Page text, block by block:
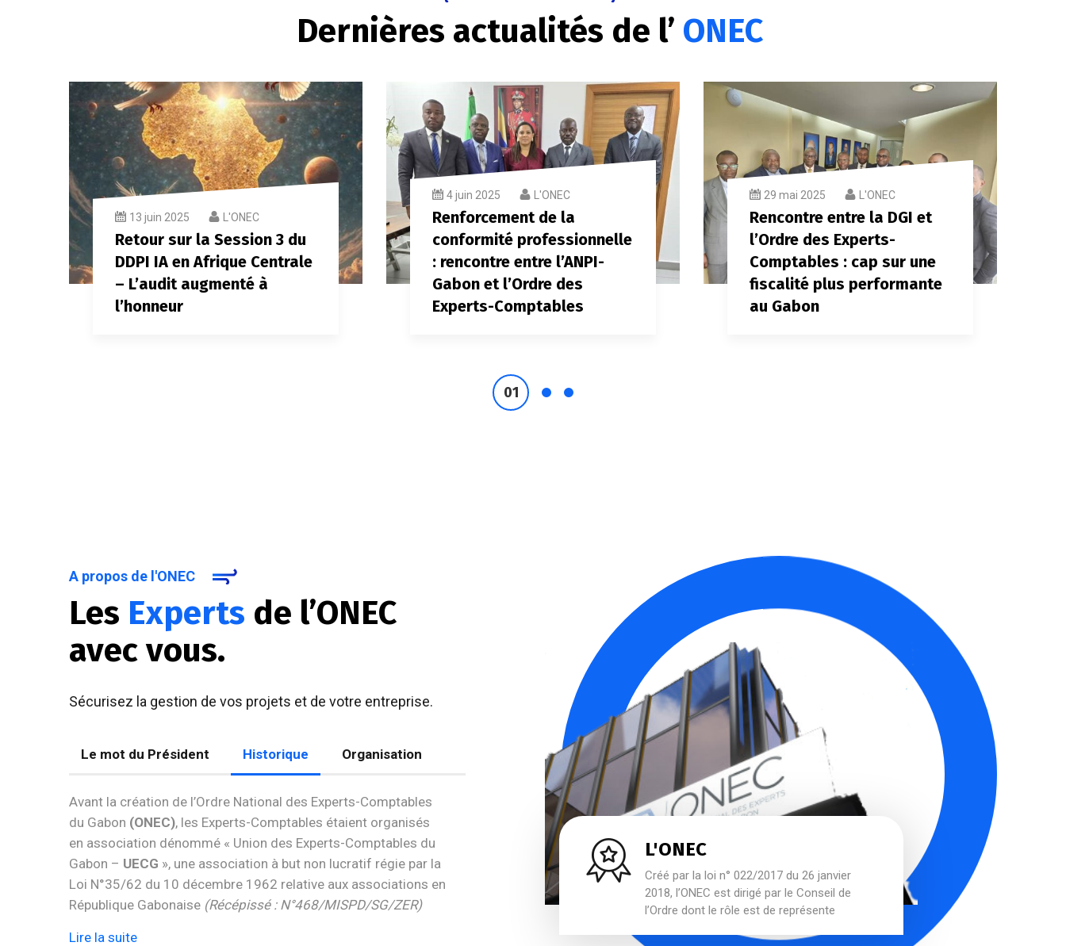
Dernières actualités de l’ ONEC
13 juin 2025 L'ONEC
Retour sur la Session 3 du
DDPI IA en Afrique Centrale
– L’audit augmenté à
l’honneur
4 juin 2025 L'ONEC
Renforcement de la
conformité professionnelle
: rencontre entre l’ANPI-
Gabon et l’Ordre des
Experts-Comptables
29 mai 2025 L'ONEC
Rencontre entre la DGI et
l’Ordre des Experts-
Comptables : cap sur une
fiscalité plus performante
au Gabon
A propos de l'ONEC
Les Experts de l’ONEC
avec vous.
Sécurisez la gestion de vos projets et de votre entreprise.
Le mot du Président Historique Organisation
Avant la création de l’Ordre National des Experts-Comptables
du Gabon (ONEC), les Experts-Comptables étaient organisés
en association dénommé « Union des Experts-Comptables du
Gabon – UECG », une association à but non lucratif régie par la
Loi N°35/62 du 10 décembre 1962 relative aux associations en
République Gabonaise (Récépissé : N°468/MISPD/SG/ZER)
Lire la suite
L'ONEC
Créé par la loi n° 022/2017 du 26 janvier
2018, l’ONEC est dirigé par le Conseil de
l’Ordre dont le rôle est de représente